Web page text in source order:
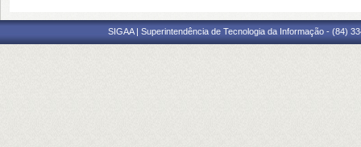
SIGAA | Superintendência de Tecnologia da Informação - (84)